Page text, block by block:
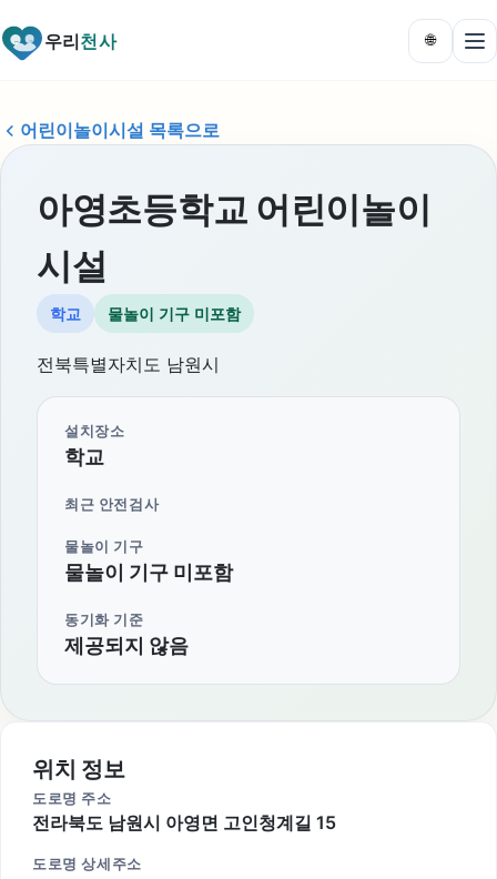
우리천사 🌐
어린이놀이시설 목록으로
아영초등학교 어린이놀이
시설
학교 물놀이 기구 미포함
전북특별자치도 남원시
설치장소
학교
최근 안전검사
물놀이 기구
물놀이 기구 미포함
동기화 기준
제공되지 않음
위치 정보
도로명 주소
전라북도 남원시 아영면 고인청계길 15
도로명 상세주소